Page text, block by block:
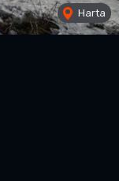
Harta